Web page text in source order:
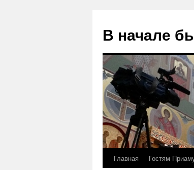
В начале
Перейти
Главная Гостям